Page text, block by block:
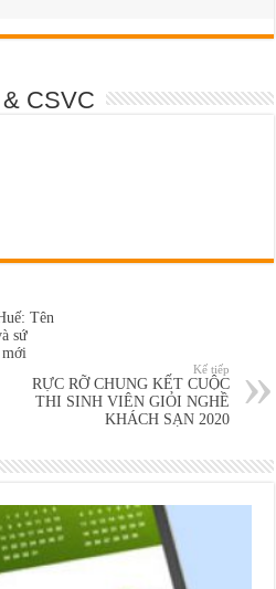
CSVC
Tên
sứ
mới
Kế tiếp
RỰC RỠ CHUNG KẾT CUỘC
THI SINH VIÊN GIỎI NGHỀ
KHÁCH SẠN 2020